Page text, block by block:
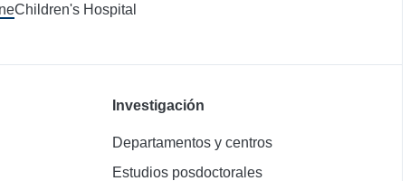
Children's Hospital
Investigación
Departamentos y centros
Estudios posdoctorales